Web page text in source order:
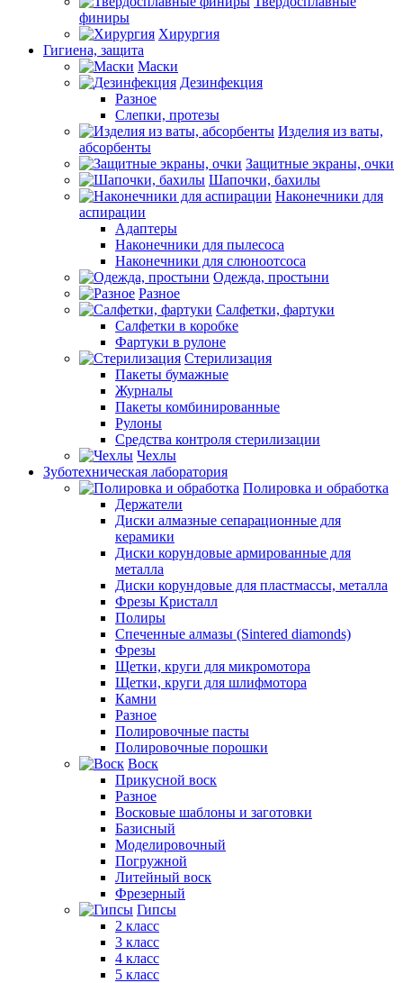
финиры
Хирургия
Гигиена, защита
Маски
Дезинфекция
Разное
Слепки, протезы
Изделия из ваты,
абсорбенты
Защитные экраны, очки
Шапочки, бахилы
Наконечники для
аспирации
Адаптеры
Наконечники для пылесоса
Наконечники для слюноотсоса
Одежда, простыни
Разное
Салфетки, фартуки
Салфетки в коробке
Фартуки в рулоне
Стерилизация
Пакеты бумажные
Журналы
Пакеты комбинированные
Рулоны
Средства контроля стерилизации
Чехлы
Зуботехническая лаборатория
Полировка и обработка
Держатели
Диски алмазные сепарационные для
керамики
Диски корундовые армированные для
металла
Диски корундовые для пластмассы, металла
Фрезы Кристалл
Полиры
Спеченные алмазы (Sintered diamonds)
Фрезы
Щетки, круги для микромотора
Щетки, круги для шлифмотора
Камни
Разное
Полировочные пасты
Полировочные порошки
Воск
Прикусной воск
Разное
Восковые шаблоны и заготовки
Базисный
Моделировочный
Погружной
Литейный воск
Фрезерный
Гипсы
2 класс
3 класс
4 класс
5 класс